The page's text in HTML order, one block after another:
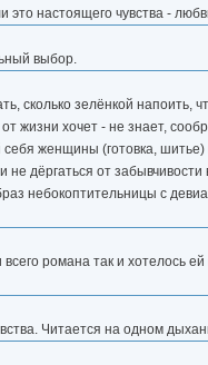
настоящего чувства -
выбор.
сколько зелёнкой напоить,
жизни хочет - не знает,
женщины (готовка, шитье)
не дёргаться от
небокоптительницы с
романа так и хотелось ей
Читается на одном